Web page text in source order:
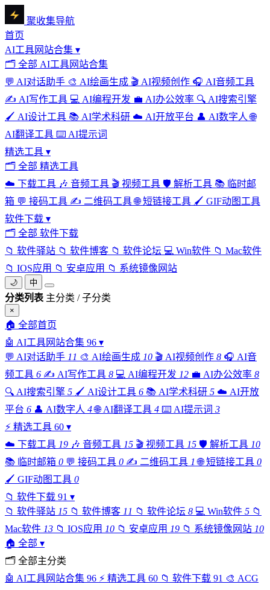
聚收集导航
首页
AI工具网站合集 ▾
🗂 全部 AI工具网站合集
💬 AI对话助手 🎨 AI绘画生成 🎬 AI视频创作 🎧 AI音频工具
✍️ AI写作工具 💻 AI编程开发 💼 AI办公效率 🔍 AI搜索引擎
🖌️ AI设计工具 📚 AI学术科研 ☁️ AI开放平台 👤 AI数字人 🌐
AI翻译工具 ⌨️ AI提示词
精选工具 ▾
🗂 全部 精选工具
☁️ 下载工具 🎶 音频工具 🎬 视频工具 🛡️ 解析工具 📚 临时邮
箱 💬 接码工具 ✍️ 二维码工具 🌐 短链接工具 🖌️ GIF动图工具
软件下载 ▾
🗂 全部 软件下载
📁 软件驿站 📁 软件博客 📁 软件论坛 💻 Win软件 📁 Mac软件
📁 IOS应用 📁 安卓应用 📁 系统镜像网站
🌙 中
分类列表 主分类 / 子分类
×
🏠 全部首页
🤖 AI工具网站合集 96 ▾
💬 AI对话助手 11 🎨 AI绘画生成 10 🎬 AI视频创作 8 🎧 AI音
频工具 6 ✍️ AI写作工具 8 💻 AI编程开发 12 💼 AI办公效率 8
🔍 AI搜索引擎 5 🖌️ AI设计工具 6 📚 AI学术科研 5 ☁️ AI开放
平台 6 👤 AI数字人 4 🌐 AI翻译工具 4 ⌨️ AI提示词 3
⚡ 精选工具 60 ▾
☁️ 下载工具 19 🎶 音频工具 15 🎬 视频工具 15 🛡️ 解析工具 10
📚 临时邮箱 0 💬 接码工具 0 ✍️ 二维码工具 1 🌐 短链接工具 0
🖌️ GIF动图工具 0
📁 软件下载 91 ▾
📁 软件驿站 15 📁 软件博客 11 📁 软件论坛 8 💻 Win软件 5 📁
Mac软件 13 📁 IOS应用 10 📁 安卓应用 19 📁 系统镜像网站 10
🏠 全部 ▾
🗂 全部主分类
🤖 AI工具网站合集 96 ⚡ 精选工具 60 📁 软件下载 91 🎨 ACG